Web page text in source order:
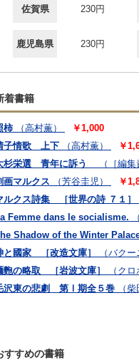
佐賀県 230円
鹿児島県 230円
着書籍
柿 （高村薫）
￥1,000
子情歌 上下
（高村薫）
￥
杉栄選 青年に訴う
（［編
画マルクス
（芳谷圭児）
￥
ルクス詩集 ［世界の詩 ７１］
Femme dans le socialisme.
Shadow of the Winter
と國家 ［改造文庫］
（バク
麭の略取 ［岩波文庫］
（ク
沢東の悲劇 第Ⅰ期全５巻
（柴
すすめの書籍